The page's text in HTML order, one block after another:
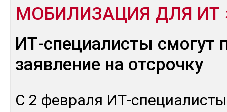
МОБИЛИЗАЦИЯ ДЛЯ ИТ
ИТ-специалисты смогут
заявление на отсрочку
С 2 фев­ра­ля ИТ-